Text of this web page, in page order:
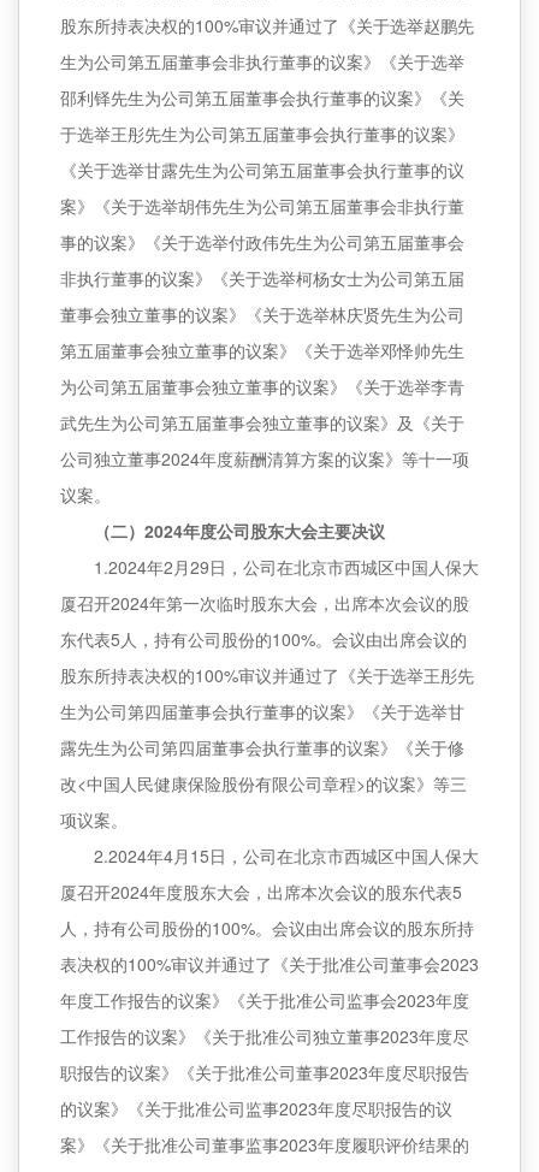
股东所持表决权的100%审议并通过了《关于选举赵鹏先
生为公司第五届董事会非执行董事的议案》《关于选举
邵利铎先生为公司第五届董事会执行董事的议案》《关
于选举王彤先生为公司第五届董事会执行董事的议案》
《关于选举甘露先生为公司第五届董事会执行董事的议
案》《关于选举胡伟先生为公司第五届董事会非执行董
事的议案》《关于选举付政伟先生为公司第五届董事会
非执行董事的议案》《关于选举柯杨女士为公司第五届
董事会独立董事的议案》《关于选举林庆贤先生为公司
第五届董事会独立董事的议案》《关于选举邓怿帅先生
为公司第五届董事会独立董事的议案》《关于选举李青
武先生为公司第五届董事会独立董事的议案》及《关于
公司独立董事2024年度薪酬清算方案的议案》等十一项
议案。
（二）2024年度公司股东大会主要决议
1.2024年2月29日，公司在北京市西城区中国人保大
厦召开2024年第一次临时股东大会，出席本次会议的股
东代表5人，持有公司股份的100%。会议由出席会议的
股东所持表决权的100%审议并通过了《关于选举王彤先
生为公司第四届董事会执行董事的议案》《关于选举甘
露先生为公司第四届董事会执行董事的议案》《关于修
改<中国人民健康保险股份有限公司章程>的议案》等三
项议案。
2.2024年4月15日，公司在北京市西城区中国人保大
厦召开2024年度股东大会，出席本次会议的股东代表5
人，持有公司股份的100%。会议由出席会议的股东所持
表决权的100%审议并通过了《关于批准公司董事会2023
年度工作报告的议案》《关于批准公司监事会2023年度
工作报告的议案》《关于批准公司独立董事2023年度尽
职报告的议案》《关于批准公司董事2023年度尽职报告
的议案》《关于批准公司监事2023年度尽职报告的议
案》《关于批准公司董事监事2023年度履职评价结果的